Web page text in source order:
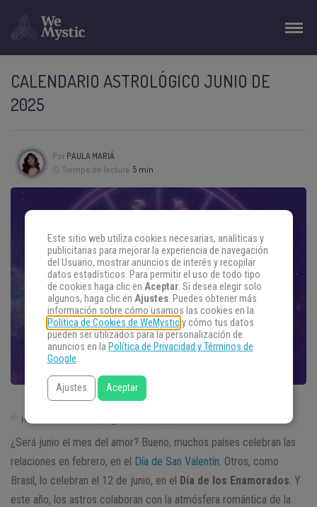
CALENDARIO ASTROLÓGICO JUNIO DE
2025
Por PAULA MARIÁ
Tiempo de lectura: 5 min
Hora de Buenos Aires | Argentina (GMT -3)
¿Será junio el mes del amor? Bueno, muchos países celebran las
relaciones en febrero, en el Día de San Valentín . Otros, como
Brasil, lo celebran el 12 de junio, en el Día de los Enamorados . Y
este año, los astros colaboran con la atmósfera romántica de la
Este sitio web utiliza cookies necesarias, analíticas y
publicitarias para mejorar la experiencia de navegación
del Usuario, mostrar anuncios de interés y recopilar
datos estadísticos. Para permitir el uso de todo tipo
de cookies haga clic en Aceptar. Si desea elegir solo
algunos, haga clic en Ajustes. Puedes obtener más
información sobre cómo usamos las cookies en la
Política de Cookies de WeMysticy cómo tus datos
pueden ser utilizados para la personalización de
anuncios en la Política de Privacidad y Términos de
Google.
Ajustes Aceptar